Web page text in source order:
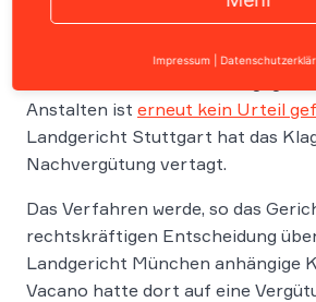
Im Rechtsstreit zwischen dem „Das
Anstalten ist erneut kein Urteil
Landgericht Stuttgart hat das
Nachvergütung vertagt.
Das Verfahren werde, so das
rechtskräftigen Entscheidung
Landgericht München anhängige
Vacano hatte dort auf eine
Impressum